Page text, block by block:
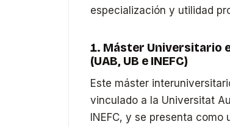
especialización y utilidad
1. Máster Universitario
(UAB, UB e INEFC)
Este máster
vinculado a la Universitat
INEFC, y se presenta